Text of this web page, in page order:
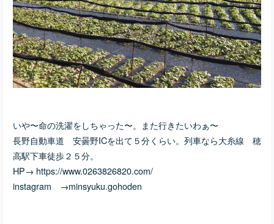
いや〜命の洗濯をしちゃった〜。また行きたいわぁ〜
長野自動車道 安曇野ICを出て５分くらい。列車なら大糸線 穂
高駅下車徒歩２５分。
HP→ https://www.0263826820.com/
instagram →minsyuku.gohoden